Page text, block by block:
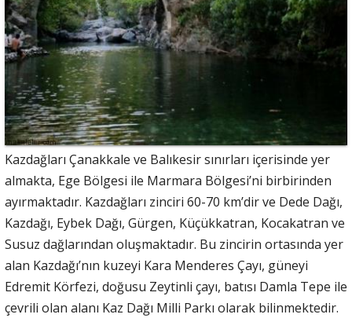
Kazdağları Çanakkale ve Balıkesir sınırları içerisinde yer
almakta, Ege Bölgesi ile Marmara Bölgesi’ni birbirinden
ayırmaktadır. Kazdağları zinciri 60-70 km’dir ve Dede Dağı,
Kazdağı, Eybek Dağı, Gürgen, Küçükkatran, Kocakatran ve
Susuz dağlarından oluşmaktadır. Bu zincirin ortasında yer
alan Kazdağı’nın kuzeyi Kara Menderes Çayı, güneyi
Edremit Körfezi, doğusu Zeytinli çayı, batısı Damla Tepe ile
çevrili olan alanı Kaz Dağı Milli Parkı olarak bilinmektedir.